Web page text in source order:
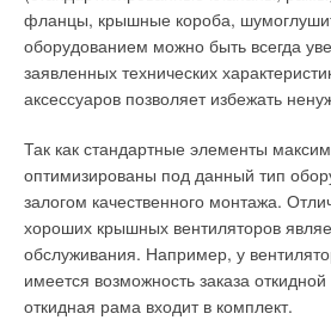
фланцы, крышные короба,
оборудованием можно быть всегда
заявленных технических
аксессуаров позволяет избежать
Так как стандартные элементы
оптимизированы под данный тип
залогом качественного монтажа.
хороших крышных вентиляторов
обслуживания. Например, у
имеется возможность заказа
откидная рама входит в комплект.
опрессовка и скрытый микропаз для
герметичности.
Наши инновационные разработки уже
инновационности и качества на
нелегко, но это как раз один из
которому нас знают и ценят
мы стараемся оправдывать их
этом году мы также вводим на рынок
пресс-инструментов. Они получили
форму, стали значительно легче и
Текст комментария
использованием жестких газоходов,
воздействию высоких температур,
механических воздействий. К котлам
могут быть подключены бойлеры
производительность системы ГВС до
идеальны при необходимости
воды. Бойлеры BF оборудованы
термометром и управляющим
Читайте по теме: